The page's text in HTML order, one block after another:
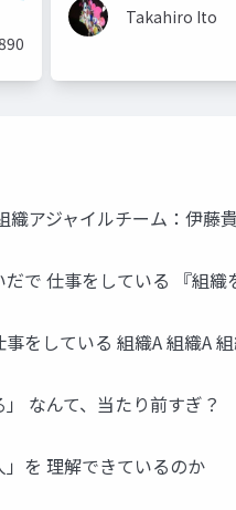
Takahiro Ito
織アジャイルチーム：伊藤
で 仕事をしている 『組
をしている 組織A 組織A
」 なんて、当たり前すぎ？
を 理解できているのか